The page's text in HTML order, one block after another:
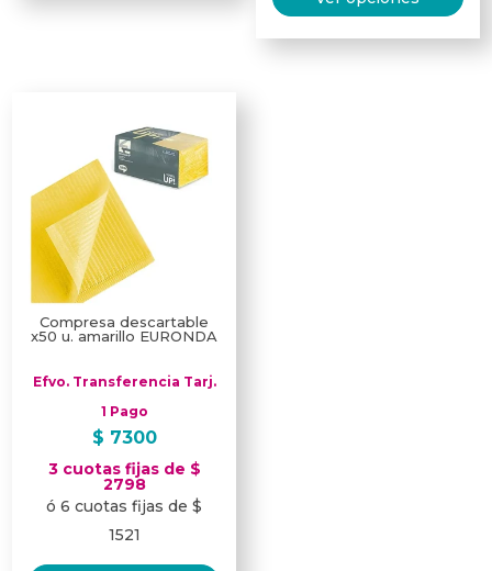
Compresa descartable
x50 u. amarillo EURONDA
Efvo. Transferencia Tarj.
1 Pago
$ 7300
3 cuotas fijas de $
2798
ó 6 cuotas fijas de $
1521